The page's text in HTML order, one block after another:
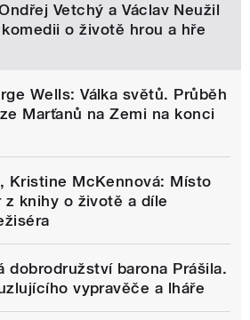
Vetchý a Václav Neužil
o životě hrou a hře
Wells: Válka světů. Průběh
Marťanů na Zemi na konci
Kristine McKennová: Místo
z knihy o životě a díle
dobrodružství barona Prášila.
vypravěče a lháře